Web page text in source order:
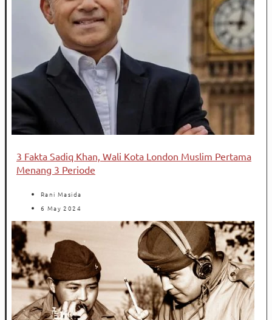
3 Fakta Sadiq Khan, Wali Kota London Muslim Pertama
Menang 3 Periode
Rani Masida
6 May 2024